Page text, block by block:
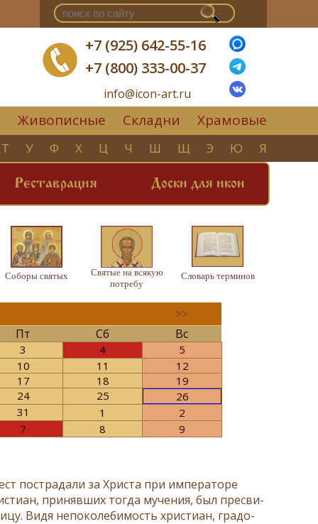
+7 (925) 642-55-16
+7 (800) 333-00-37
info@icon-art.ru
Живописные Складни Храмовые
Т У Ф Х Ц Ч Ш Щ Э Ю Я
Реставрация Доски для икон
Соборы святых
Святые на всякую
потребу
Словарь терминов
>>
Пт
Сб Вс
3 4
5
10
11
12
17
18
19
24
25
26
31
1
2
7
8 9
по­стра­да­ли за Хри­ста при им­пе­ра­то­ре
при­няв­ших то­гда му­че­ния, был пре­сви­
Ви­дя непо­ко­ле­би­мость хри­сти­ан, гра­до­